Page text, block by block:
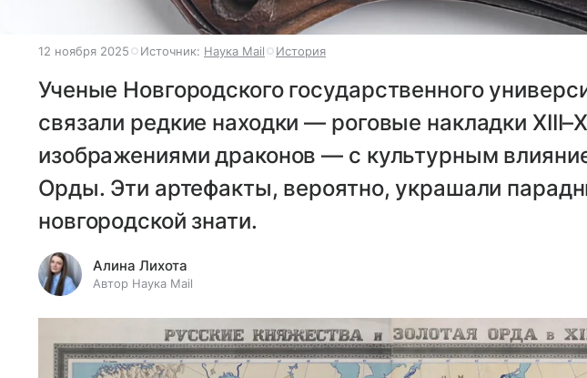
12 ноября 2025 Источник: Наука Mail История
Ученые Новгородского государственного
связали редкие находки — роговые накладки
изображениями драконов — с культурным
Орды. Эти артефакты, вероятно, украшали
новгородской знати.
Алина Лихота
Автор Наука Mail